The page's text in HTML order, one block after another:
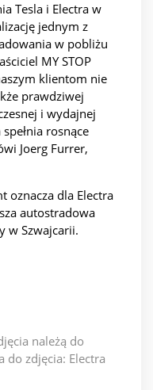
Tesla i Electra w
jednym z
w pobliżu
MY STOP
klientom nie
prawdziwej
i wydajnej
rosnące
Joerg Furrer,
oznacza dla Electra
autostradowa
w Szwajcarii.
należą do
do zdjęcia: Electra